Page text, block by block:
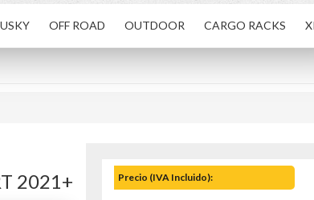
OFF ROAD OUTDOOR CARGO RACKS
2021+ Precio (IVA Incluido):